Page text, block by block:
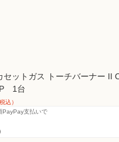
セットガス トーチバーナー II
1台
税込）
PayPay支払いで